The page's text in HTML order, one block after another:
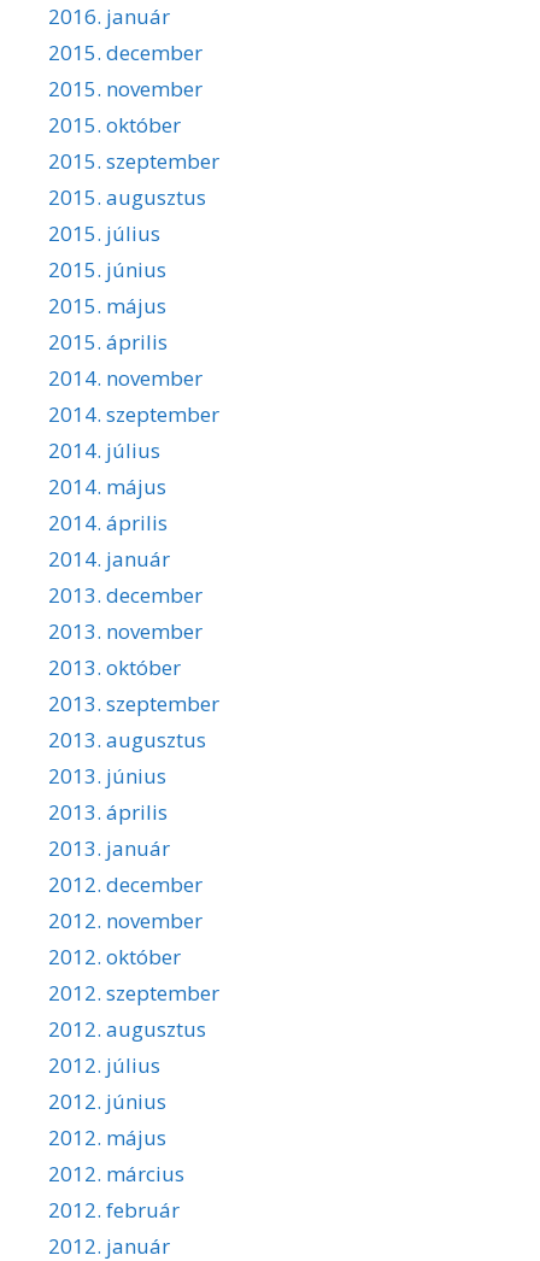
2016. január
2015. december
2015. november
2015. október
2015. szeptember
2015. augusztus
2015. július
2015. június
2015. május
2015. április
2014. november
2014. szeptember
2014. július
2014. május
2014. április
2014. január
2013. december
2013. november
2013. október
2013. szeptember
2013. augusztus
2013. június
2013. április
2013. január
2012. december
2012. november
2012. október
2012. szeptember
2012. augusztus
2012. július
2012. június
2012. május
2012. március
2012. február
2012. január